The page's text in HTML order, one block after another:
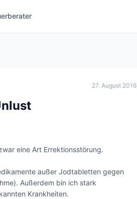
27. August 2016
eine Art Errektionsstörung.
außer Jodtabletten gegen
Außerdem bin ich stark
Krankheiten.